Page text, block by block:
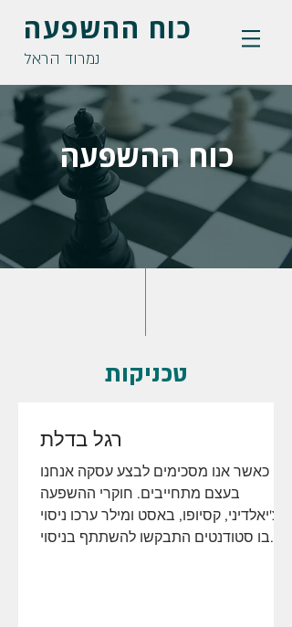
כוח ההשפעה
נמרוד הראל
כוח ההשפעה
טכניקות
רגל בדלת
כאשר אנו מסכימים לבצע עסקה אנחנו
בעצם מתחייבים. חוקרי ההשפעה
צ'יאלדיני, קסיופו, באסט ומילר ערכו ניסוי
בו סטודנטים התבקשו להשתתף בניסוי...